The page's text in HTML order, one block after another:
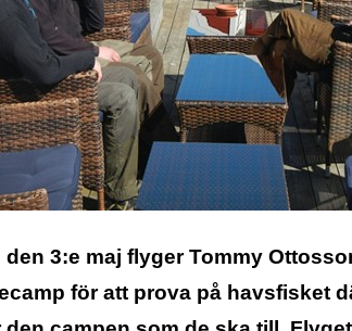
den 3:e maj flyger Tommy
för att prova på havsfisket